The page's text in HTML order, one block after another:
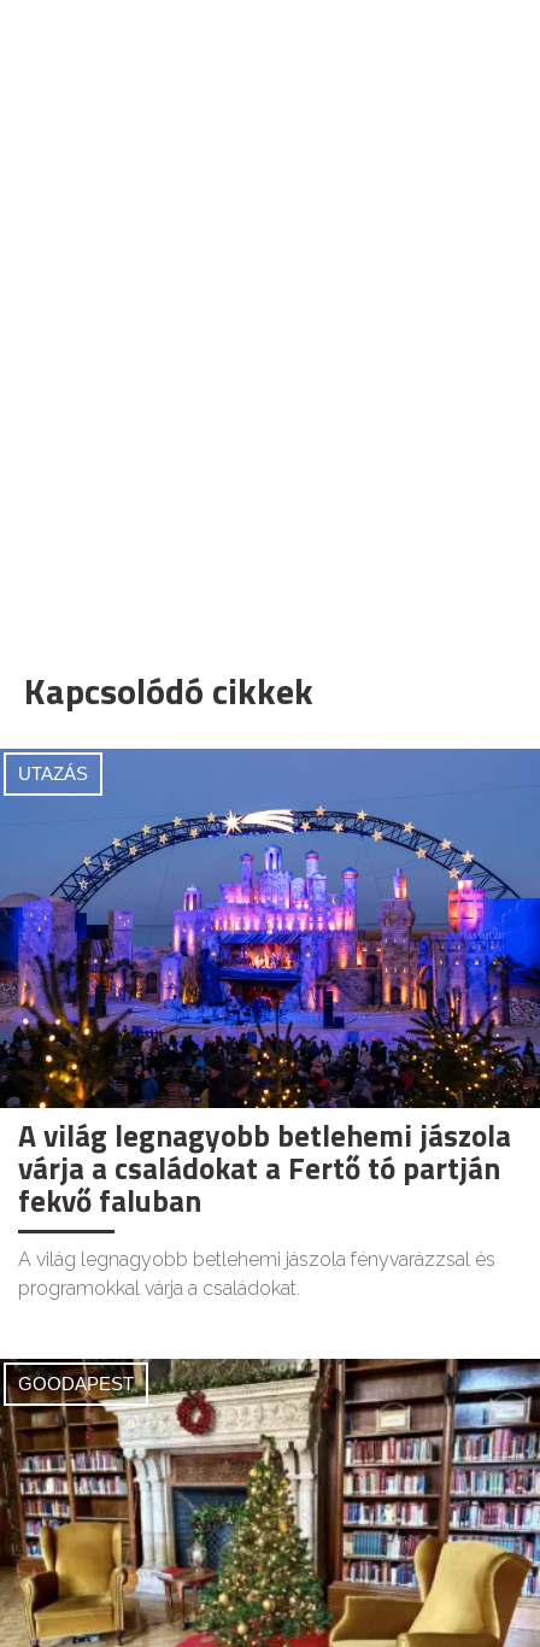
Kapcsolódó cikkek
UTAZÁS
A világ legnagyobb betlehemi jászola
várja a családokat a Fertő tó partján
fekvő faluban
A világ legnagyobb betlehemi jászola fényvarázzsal és
programokkal várja a családokat.
GOODAPEST